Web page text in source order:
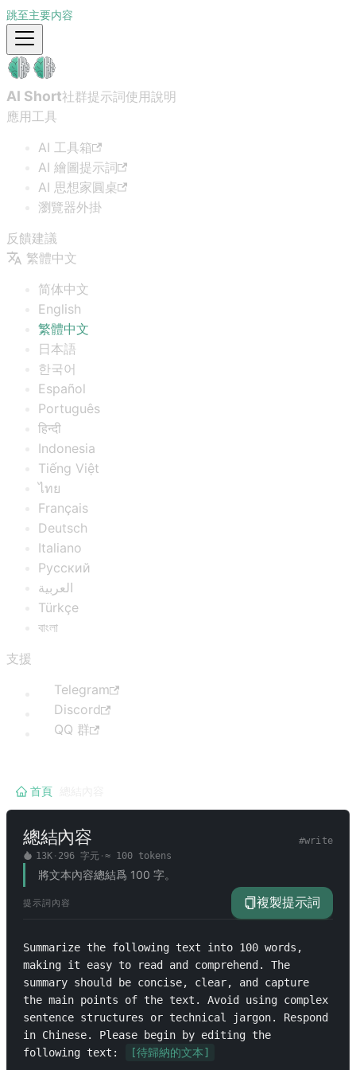
跳至主要内容
AI Short社群提示詞使用說明
應用工具
AI 工具箱
AI 繪圖提示詞
AI 思想家圓桌
瀏覽器外掛
反饋建議
繁體中文
简体中文
English
繁體中文
日本語
한국어
Español
Português
हिन्दी
Indonesia
Tiếng Việt
ไทย
Français
Deutsch
Italiano
Русский
العربية
Türkçe
বাংলা
支援
Telegram
Discord
QQ 群
首頁
總結內容 #write
13K· 296 字元 · ≈ 100tokens
將文本內容總結爲 100 字。
提示詞內容 複製提示詞
Summarize the following text into 100 words,
making it easy to read and comprehend. The
summary should be concise, clear, and capture
the main points of the text. Avoid using complex
sentence structures or technical jargon. Respond
in Chinese. Please begin by editing the
following text:
[待歸納的文本]